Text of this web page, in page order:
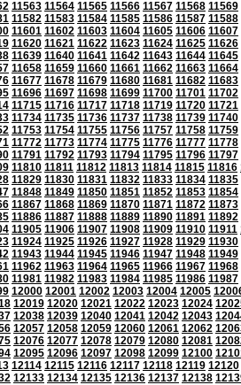
11563 11564 11565 11566 11567 11568 11569
11582 11583 11584 11585 11586 11587 11588
11601 11602 11603 11604 11605 11606 11607
11620 11621 11622 11623 11624 11625 11626
11639 11640 11641 11642 11643 11644 11645
11658 11659 11660 11661 11662 11663 11664
11677 11678 11679 11680 11681 11682 11683
11696 11697 11698 11699 11700 11701 11702
11715 11716 11717 11718 11719 11720 11721
11734 11735 11736 11737 11738 11739 11740
11753 11754 11755 11756 11757 11758 11759
11772 11773 11774 11775 11776 11777 11778
11791 11792 11793 11794 11795 11796 11797
11810 11811 11812 11813 11814 11815 11816
11829 11830 11831 11832 11833 11834 11835
11848 11849 11850 11851 11852 11853 11854
11867 11868 11869 11870 11871 11872 11873
11886 11887 11888 11889 11890 11891 11892
11905 11906 11907 11908 11909 11910 11911
11924 11925 11926 11927 11928 11929 11930
11943 11944 11945 11946 11947 11948 11949
11962 11963 11964 11965 11966 11967 11968
11981 11982 11983 11984 11985 11986 11987
12000 12001 12002 12003 12004 12005
12019 12020 12021 12022 12023 12024
12038 12039 12040 12041 12042 12043
12057 12058 12059 12060 12061 12062
12076 12077 12078 12079 12080 12081
12095 12096 12097 12098 12099 12100
12114 12115 12116 12117 12118 12119 12120
12133 12134 12135 12136 12137 12138